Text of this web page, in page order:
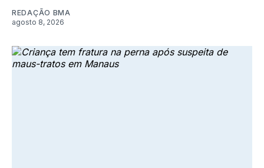
REDAÇÃO BMA
agosto 8, 2026